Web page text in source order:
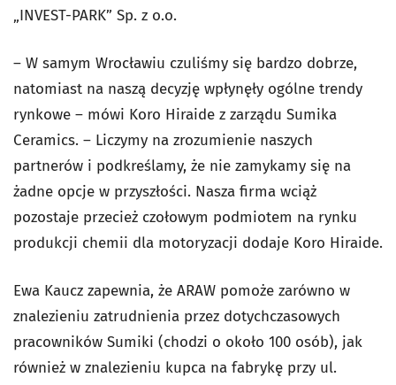
„INVEST-PARK” Sp. z o.o.
– W samym Wrocławiu czuliśmy się bardzo dobrze,
natomiast na naszą decyzję wpłynęły ogólne trendy
rynkowe – mówi Koro Hiraide z zarządu Sumika
Ceramics. – Liczymy na zrozumienie naszych
partnerów i podkreślamy, że nie zamykamy się na
żadne opcje w przyszłości. Nasza firma wciąż
pozostaje przecież czołowym podmiotem na rynku
produkcji chemii dla motoryzacji­ dodaje Koro Hiraide.
Ewa Kaucz zapewnia, że ARAW pomoże zarówno w
znalezieniu zatrudnienia przez dotychczasowych
pracowników Sumiki (chodzi o około 100 osób), jak
również w znalezieniu kupca na fabrykę przy ul.